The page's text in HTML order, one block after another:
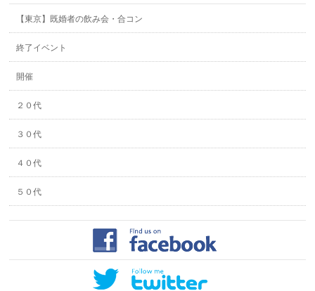
【東京】既婚者の飲み会・合コン
終了イベント
開催
２０代
３０代
４０代
５０代